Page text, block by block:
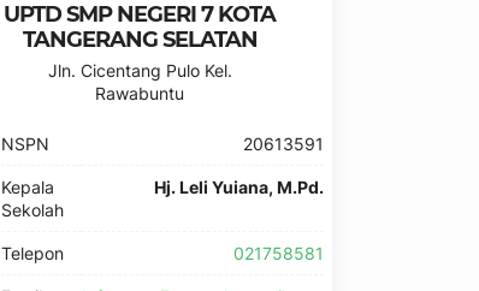
UPTD SMP NEGERI 7 KOTA
TANGERANG SELATAN
Jln. Cicentang Pulo Kel.
Rawabuntu
NSPN 20613591
Kepala
Sekolah
Hj. Leli Yuiana, M.Pd.
Telepon 021758581